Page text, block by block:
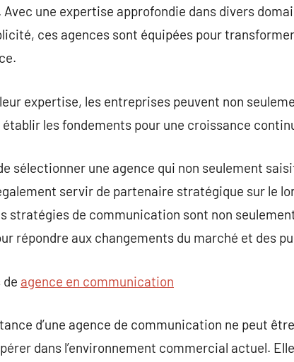
une expertise approfondie dans divers
ces agences sont équipées pour
expertise, les entreprises peuvent non
les fondements pour une croissance
sélectionner une agence qui non seulement
servir de partenaire stratégique sur le
stratégies de communication sont non
répondre aux changements du marché et des
de agence en communication
d’une agence de communication ne peut
dans l’environnement commercial actuel.